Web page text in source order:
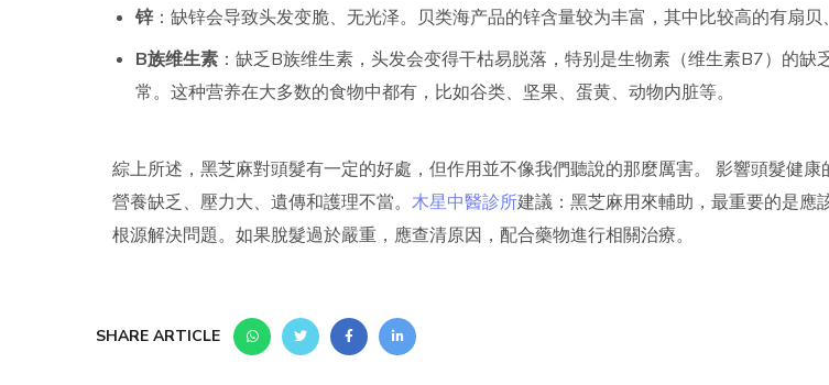
锌：缺锌会导致头发变脆、无光泽。贝类海产品的锌含量较为丰富，其中比较高的有扇贝
B族维生素：缺乏B族维生素，头发会变得干枯易脱落，特别是生物素（维生素B7）的缺
常。这种营养在大多数的食物中都有，比如谷类、坚果、蛋黄、动物内脏等。
綜上所述，黑芝麻對頭髮有一定的好處，但作用並不像我們聽說的那麼厲害。 影響頭髮健康
營養缺乏、壓力大、遺傳和護理不當。 木星中醫診所建議：黑芝麻用來輔助，最重要的是應
根源解決問題。如果脫髮過於嚴重，應查清原因，配合藥物進行相關治療。
SHARE ARTICLE